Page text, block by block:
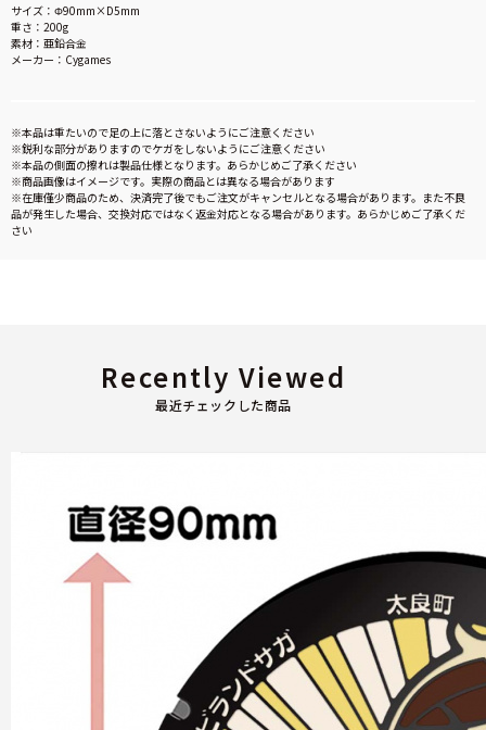
サイズ：Φ90mm×D5mm
重さ：200g
素材：亜鉛合金
メーカー：Cygames
※本品は重たいので足の上に落とさないようにご注意ください
※鋭利な部分がありますのでケガをしないようにご注意ください
※本品の側面の擦れは製品仕様となります。あらかじめご了承ください
※商品画像はイメージです。実際の商品とは異なる場合があります
※在庫僅少商品のため、決済完了後でもご注文がキャンセルとなる場合があります。また不良
品が発生した場合、交換対応ではなく返金対応となる場合があります。あらかじめご了承くだ
さい
最近チェックした商品
Recently Viewed